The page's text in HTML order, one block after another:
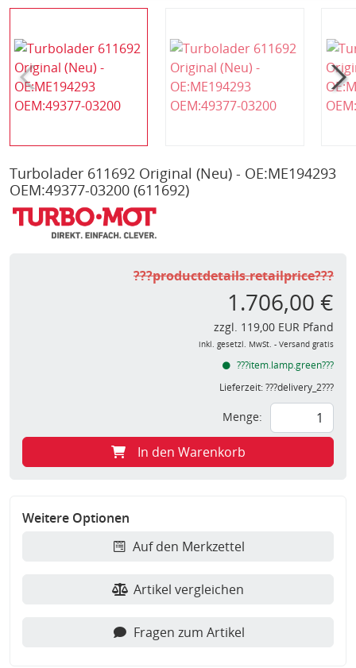
Turbolader 611692 Original (Neu) - OE:ME194293
OEM:49377-03200 (611692)
???productdetails.retailprice???
1.706,00 €
zzgl. 119,00 EUR Pfand
inkl. gesetzl. MwSt. - Versand gratis
???item.lamp.green???
Lieferzeit:???delivery_2???
Menge:
In den Warenkorb
Weitere Optionen
Auf den Merkzettel
Artikel vergleichen
Fragen zum Artikel